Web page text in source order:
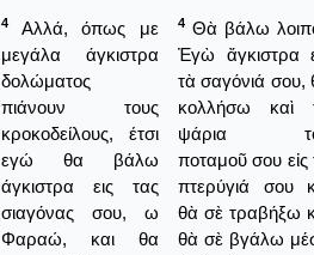
4
Αλλά, όπως με
μεγάλα άγκιστρα
δολώματος
πιάνουν τους
κροκοδείλους, έτσι
εγώ θα βάλω
άγκιστρα εις τας
σιαγόνας σου, ω
Φαραώ, και θα
4 Θὰ βάλω
Ἐγὼ ἄγκιστρα
τὰ σαγόνιά σου,
κολλήσω καὶ
ψάρια
ποταμοῦ σου εἰς
πτερύγιά σου
θὰ σὲ τραβήξω
θὰ σὲ βγάλω